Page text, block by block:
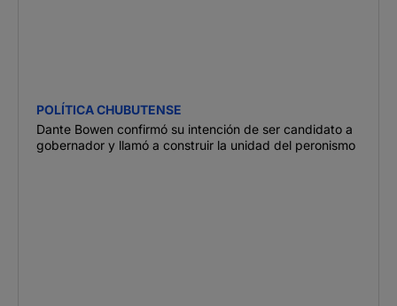
POLÍTICA CHUBUTENSE
Dante Bowen confirmó su intención de ser candidato a
gobernador y llamó a construir la unidad del peronismo